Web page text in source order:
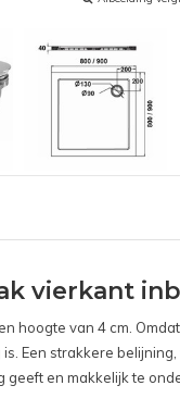
vierkant
hoogte van 4 cm.
Een strakkere
en makkelijk te